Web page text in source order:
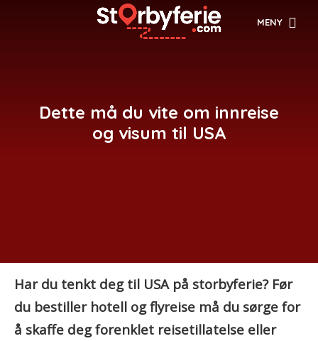
MENY
Dette må du vite om innreise
og visum til USA
Har du tenkt deg til USA på storbyferie? Før
du bestiller hotell og flyreise må du sørge for
å skaffe deg forenklet reisetillatelse eller